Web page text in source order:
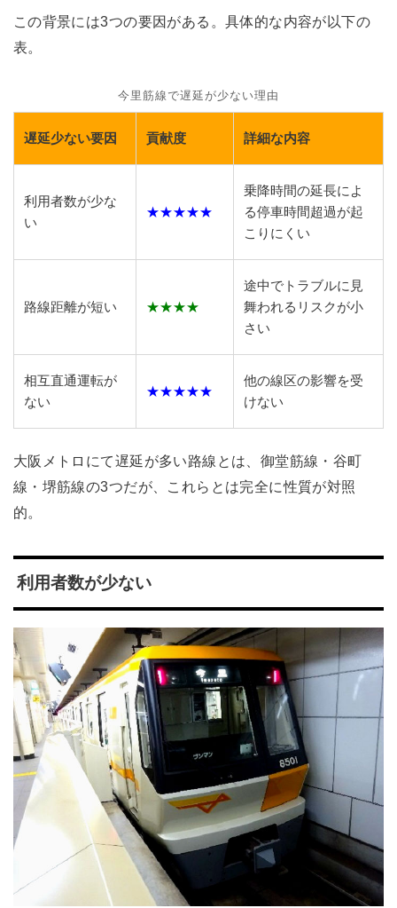
この背景には3つの要因がある。具体的な内容が以下の
表。
今里筋線で遅延が少ない理由
遅延少ない要因 貢献度 詳細な内容
利用者数が少な
い
★★★★★
乗降時間の延長によ
る停車時間超過が起
こりにくい
路線距離が短い ★★★★
途中でトラブルに見
舞われるリスクが小
さい
相互直通運転が
ない
★★★★★
他の線区の影響を受
けない
大阪メトロにて遅延が多い路線とは、御堂筋線・谷町
線・堺筋線の3つだが、これらとは完全に性質が対照
的。
利用者数が少ない